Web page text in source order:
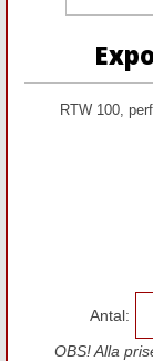
RTW 100,
Antal:
OBS! Alla